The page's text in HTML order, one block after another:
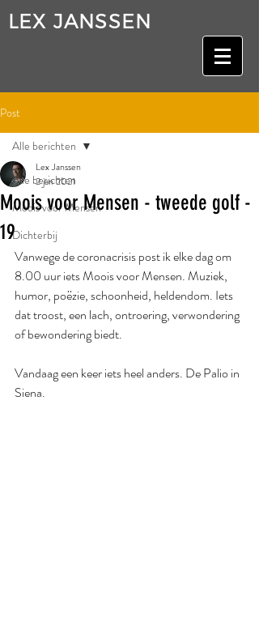
LEX JANSSEN
Post
Alle berichten
Moois voor Mensen
Dichterbij
Alle berichten
Moois voor Mensen - tweede golf -
19
Lex Janssen
2 jan 2021
Vanwege de coronacrisis post ik elke dag om
8.00 uur iets Moois voor Mensen. Muziek,
humor, poëzie, schoonheid, heldendom. Iets
dat troost, een lach, ontroering, verwondering
of bewondering biedt.
Vandaag een keer iets heel anders. De Palio in
Siena.